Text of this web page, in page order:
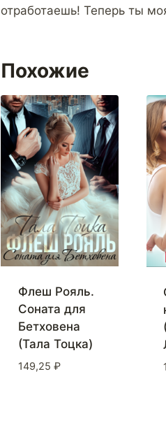
отработаешь! Теперь ты
Похожие
Флеш Рояль.
Соната для
Бетховена
(Тала Тоцка)
149,25 ₽